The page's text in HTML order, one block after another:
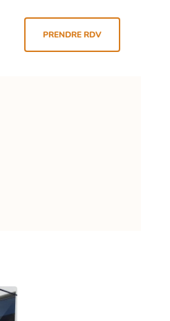
PRENDRE RDV